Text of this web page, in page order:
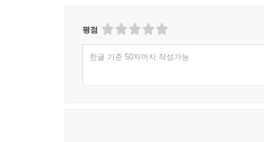
제목대로 제멋대로
제목이 그 책의 운명을 예견한, 우리가 아는 유
싣고 나온 트럭이 도로를 달리다가 사고로 화염
평점
한글 기준 50자까지 작성가능